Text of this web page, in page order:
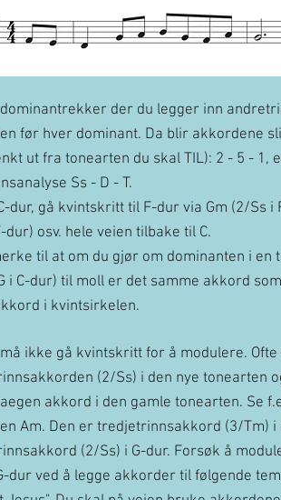
der du legger inn
før hver dominant. Da blir akkordene
ut fra tonearten du skal TIL): 2 - 5 - 1,
Ss - D - T.
dur, gå kvintskritt til F-dur via Gm (2/Ss i
dur) osv. hele veien tilbake til C.
til at om du gjør om dominanten i en
i C-dur) til moll er det samme akkord
i kvintsirkelen.
ikke gå kvintskritt for å modulere. Ofte
(2/Ss) i den nye tonearten
akkord i den gamle tonearten. Se
Am. Den er tredjetrinnsakkord (3/Tm) i
(2/Ss) i G-dur. Forsøk å
dur ved å legge akkorder til følgende